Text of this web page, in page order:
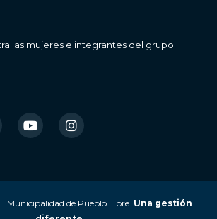
las mujeres e integrantes del grupo
Municipalidad de Pueblo Libre. Una gestión